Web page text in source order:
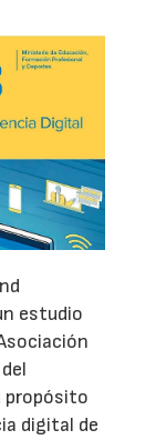
estudio
propósito
digital de